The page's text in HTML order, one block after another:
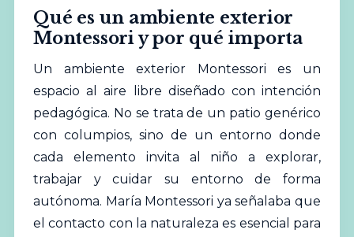
Qué es un ambiente exterior
Montessori y por qué importa
Un ambiente exterior Montessori es un
espacio al aire libre diseñado con intención
pedagógica. No se trata de un patio genérico
con columpios, sino de un entorno donde
cada elemento invita al niño a explorar,
trabajar y cuidar su entorno de forma
autónoma. María Montessori ya señalaba que
el contacto con la naturaleza es esencial para